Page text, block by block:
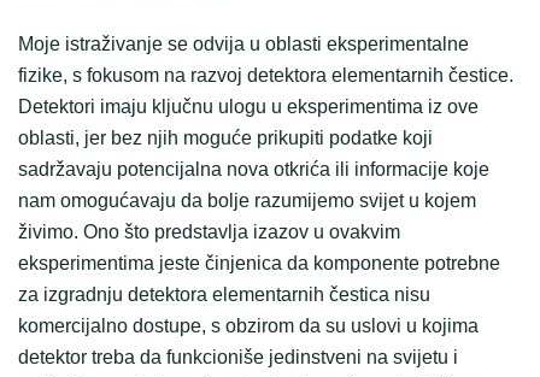
Moje istraživanje se odvija u oblasti eksperimentalne
fizike, s fokusom na razvoj detektora elementarnih čestice.
Detektori imaju ključnu ulogu u eksperimentima iz ove
oblasti, jer bez njih moguće prikupiti podatke koji
sadržavaju potencijalna nova otkrića ili informacije koje
nam omogućavaju da bolje razumijemo svijet u kojem
živimo. Ono što predstavlja izazov u ovakvim
eksperimentima jeste činjenica da komponente potrebne
za izgradnju detektora elementarnih čestica nisu
komercijalno dostupe, s obzirom da su uslovi u kojima
detektor treba da funkcioniše jedinstveni na svijetu i